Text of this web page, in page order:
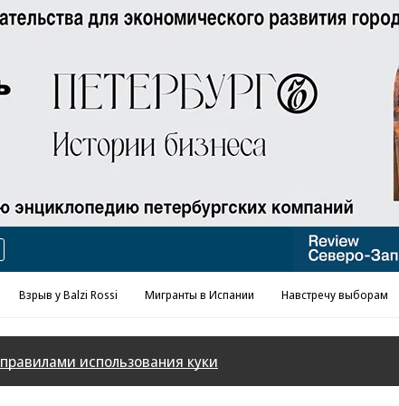
Взрыв у Balzi Rossi Мигранты в Испании Навстречу выборам
правилами использования куки